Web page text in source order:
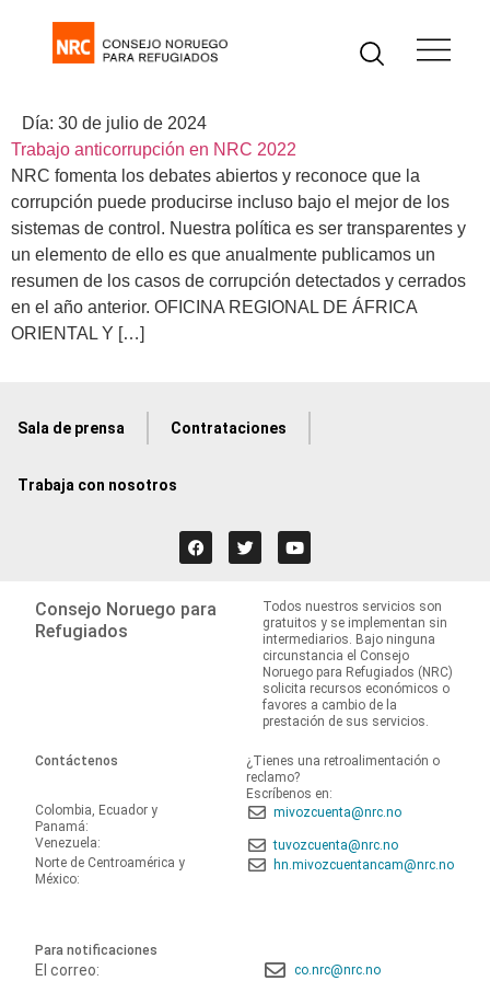
Día: 30 de julio de 2024
Trabajo anticorrupción en NRC 2022
NRC fomenta los debates abiertos y reconoce que la
corrupción puede producirse incluso bajo el mejor de los
sistemas de control. Nuestra política es ser transparentes y
un elemento de ello es que anualmente publicamos un
resumen de los casos de corrupción detectados y cerrados
en el año anterior. OFICINA REGIONAL DE ÁFRICA
ORIENTAL Y […]
Sala de prensa Contrataciones
Trabaja con nosotros
Consejo Noruego para
Refugiados
Todos nuestros servicios son
gratuitos y se implementan sin
intermediarios. Bajo ninguna
circunstancia el Consejo
Noruego para Refugiados (NRC)
solicita recursos económicos o
favores a cambio de la
prestación de sus servicios.
Contáctenos
¿Tienes una retroalimentación o
reclamo?
Escríbenos en:
Colombia, Ecuador y
Panamá:
mivozcuenta@nrc.no
Venezuela:
tuvozcuenta@nrc.no
Norte de Centroamérica y
México:
hn.mivozcuentancam@nrc.no
Para notificaciones
El correo: co.nrc@nrc.no